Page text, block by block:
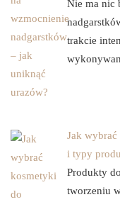
Nie ma nic
trakcie
Jak
i typy
Produkty
tworzeniu